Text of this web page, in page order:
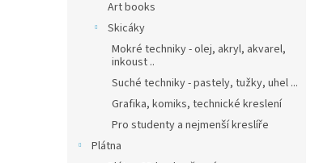
Art books
Skicáky
Mokré techniky - olej, akryl, akvarel,
inkoust ..
Suché techniky - pastely, tužky, uhel ...
Grafika, komiks, technické kreslení
Pro studenty a nejmenší kreslíře
Plátna